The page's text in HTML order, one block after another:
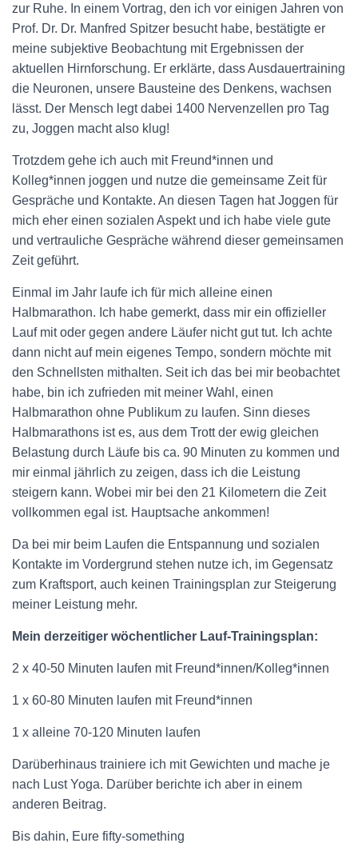
zur Ruhe. In einem Vortrag, den ich vor einigen Jahren von
Prof. Dr. Dr. Manfred Spitzer besucht habe, bestätigte er
meine subjektive Beobachtung mit Ergebnissen der
aktuellen Hirnforschung. Er erklärte, dass Ausdauertraining
die Neuronen, unsere Bausteine des Denkens, wachsen
lässt. Der Mensch legt dabei 1400 Nervenzellen pro Tag
zu, Joggen macht also klug!
Trotzdem gehe ich auch mit Freund*innen und
Kolleg*innen joggen und nutze die gemeinsame Zeit für
Gespräche und Kontakte. An diesen Tagen hat Joggen für
mich eher einen sozialen Aspekt und ich habe viele gute
und vertrauliche Gespräche während dieser gemeinsamen
Zeit geführt.
Einmal im Jahr laufe ich für mich alleine einen
Halbmarathon. Ich habe gemerkt, dass mir ein offizieller
Lauf mit oder gegen andere Läufer nicht gut tut. Ich achte
dann nicht auf mein eigenes Tempo, sondern möchte mit
den Schnellsten mithalten. Seit ich das bei mir beobachtet
habe, bin ich zufrieden mit meiner Wahl, einen
Halbmarathon ohne Publikum zu laufen. Sinn dieses
Halbmarathons ist es, aus dem Trott der ewig gleichen
Belastung durch Läufe bis ca. 90 Minuten zu kommen und
mir einmal jährlich zu zeigen, dass ich die Leistung
steigern kann. Wobei mir bei den 21 Kilometern die Zeit
vollkommen egal ist. Hauptsache ankommen!
Da bei mir beim Laufen die Entspannung und sozialen
Kontakte im Vordergrund stehen nutze ich, im Gegensatz
zum Kraftsport, auch keinen Trainingsplan zur Steigerung
meiner Leistung mehr.
Mein derzeitiger wöchentlicher Lauf-Trainingsplan:
2 x 40-50 Minuten laufen mit Freund*innen/Kolleg*innen
1 x 60-80 Minuten laufen mit Freund*innen
1 x alleine 70-120 Minuten laufen
Darüberhinaus trainiere ich mit Gewichten und mache je
nach Lust Yoga. Darüber berichte ich aber in einem
anderen Beitrag.
Bis dahin, Eure fifty-something